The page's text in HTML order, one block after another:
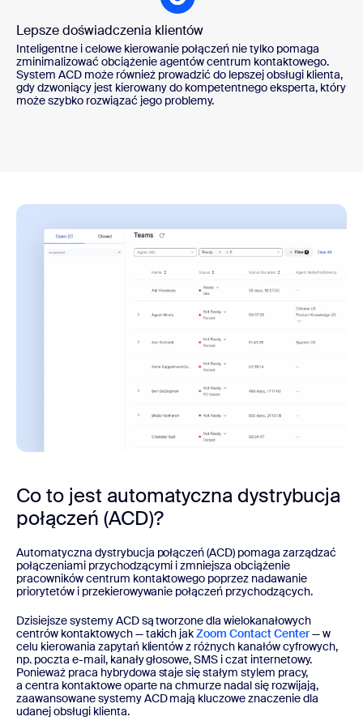
Lepsze doświadczenia klientów
Inteligentne i celowe kierowanie połączeń nie tylko pomaga
zminimalizować obciążenie agentów centrum kontaktowego.
System ACD może również prowadzić do lepszej obsługi klienta,
gdy dzwoniący jest kierowany do kompetentnego eksperta, który
może szybko rozwiązać jego problemy.
Co to jest automatyczna dystrybucja
połączeń (ACD)?
Automatyczna dystrybucja połączeń (ACD) pomaga zarządzać
połączeniami przychodzącymi i zmniejsza obciążenie
pracowników centrum kontaktowego poprzez nadawanie
priorytetów i przekierowywanie połączeń przychodzących.
Dzisiejsze systemy ACD są tworzone dla wielokanałowych
centrów kontaktowych — takich jakZoom Contact Center— w
celu kierowania zapytań klientów z różnych kanałów cyfrowych,
np. poczta e-mail, kanały głosowe, SMS i czat internetowy.
Ponieważ praca hybrydowa staje się stałym stylem pracy,
a centra kontaktowe oparte na chmurze nadal się rozwijają,
zaawansowane systemy ACD mają kluczowe znaczenie dla
udanej obsługi klienta.